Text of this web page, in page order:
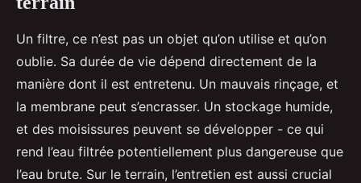
Un filtre, ce n’est pas un objet qu’on utilise et qu’on
oublie. Sa durée de vie dépend directement de la
manière dont il est entretenu. Un mauvais rinçage, et
la membrane peut s’encrasser. Un stockage humide,
et des moisissures peuvent se développer - ce qui
rend l’eau filtrée potentiellement plus dangereuse que
l’eau brute. Sur le terrain, l’entretien est aussi crucial